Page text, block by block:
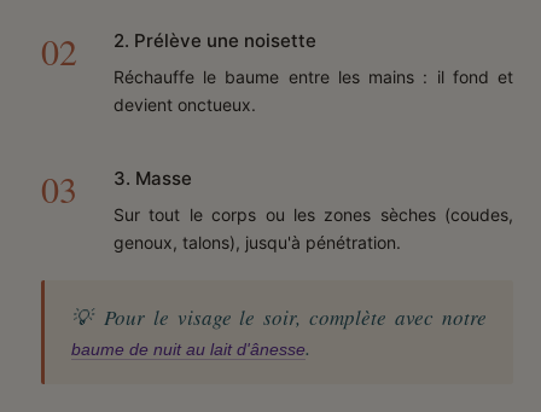
2. Prélève une noisette
Réchauffe le baume entre les mains : il fond et
devient onctueux.
3. Masse
Sur tout le corps ou les zones sèches (coudes,
genoux, talons), jusqu'à pénétration.
💡 Pour le visage le soir, complète avec notre
baume de nuit au lait d'ânesse.